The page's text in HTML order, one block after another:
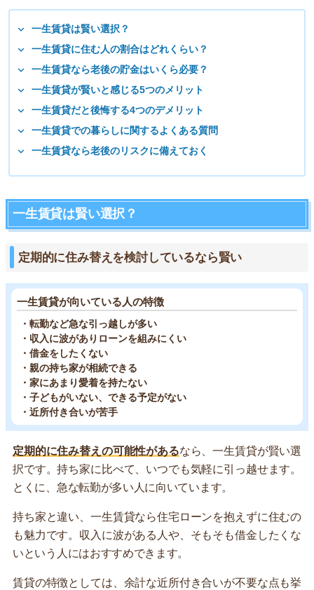
一生賃貸は賢い選択？
一生賃貸に住む人の割合はどれくらい？
一生賃貸なら老後の貯金はいくら必要？
一生賃貸が賢いと感じる5つのメリット
一生賃貸だと後悔する4つのデメリット
一生賃貸での暮らしに関するよくある質問
一生賃貸なら老後のリスクに備えておく
一生賃貸は賢い選択？
定期的に住み替えを検討しているなら賢い
一生賃貸が向いている人の特徴
・転勤など急な引っ越しが多い
・収入に波がありローンを組みにくい
・借金をしたくない
・親の持ち家が相続できる
・家にあまり愛着を持たない
・子どもがいない、できる予定がない
・近所付き合いが苦手
定期的に住み替えの可能性があるなら、一生賃貸が賢い選
択です。持ち家に比べて、いつでも気軽に引っ越せます。
とくに、急な転勤が多い人に向いています。
持ち家と違い、一生賃貸なら住宅ローンを抱えずに住むの
も魅力です。収入に波がある人や、そもそも借金したくな
いという人にはおすすめできます。
賃貸の特徴としては、余計な近所付き合いが不要な点も挙